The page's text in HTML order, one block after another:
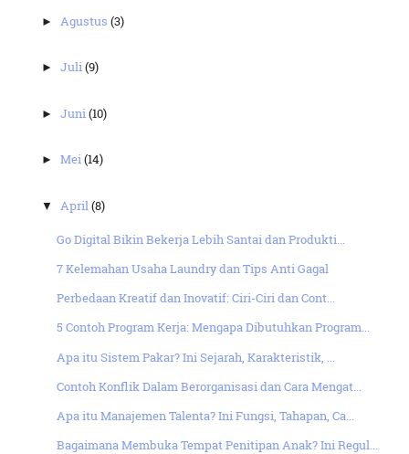
►Agustus(3)
►Juli(9)
►Juni(10)
►Mei(14)
▼ April(8)
Go Digital Bikin Bekerja Lebih Santai dan Produkti...
7 Kelemahan Usaha Laundry dan Tips Anti Gagal
Perbedaan Kreatif dan Inovatif: Ciri-Ciri dan Cont...
5 Contoh Program Kerja: Mengapa Dibutuhkan Program...
Apa itu Sistem Pakar? Ini Sejarah, Karakteristik, ...
Contoh Konflik Dalam Berorganisasi dan Cara Mengat...
Apa itu Manajemen Talenta? Ini Fungsi, Tahapan, Ca...
Bagaimana Membuka Tempat Penitipan Anak? Ini Regul...